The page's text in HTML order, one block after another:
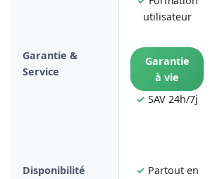
utilisateur
Garantie &
Service
Garantie
à vie
✓ SAV 24h/7j
Disponibilité ✓ Partout en